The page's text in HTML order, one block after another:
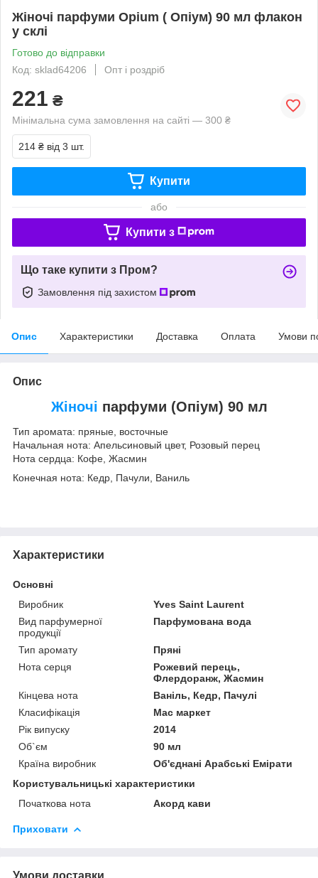
Жіночі парфуми Opium ( Опіум) 90 мл флакон
у склі
Готово до відправки
Код: sklad64206
Опт і роздріб
221 ₴
Мінімальна сума замовлення на сайті — 300 ₴
214 ₴ від 3 шт.
Купити
або
Купити з
Що таке купити з Пром?
Замовлення під захистом
Опис Характеристики Доставка Оплата Умови
Опис
Жіночі парфуми (Опіум) 90 мл
Тип аромата: пряные, восточные
Начальная нота: Апельсиновый цвет, Розовый перец
Нота сердца: Кофе, Жасмин
Конечная нота: Кедр, Пачули, Ваниль
Характеристики
Основні
Виробник
Yves Saint Laurent
Вид парфумерної
продукції
Парфумована вода
Тип аромату
Пряні
Нота серця
Рожевий перець,
Флердоранж, Жасмин
Кінцева нота
Ваніль, Кедр, Пачулі
Класифікація
Мас маркет
Рік випуску
2014
Об`єм
90 мл
Країна виробник
Об'єднані Арабські Емірати
Користувальницькі характеристики
Початкова нота
Акорд кави
Приховати
Умови доставки